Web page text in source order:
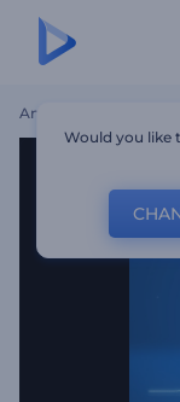
Ana Sayfa
Would you like